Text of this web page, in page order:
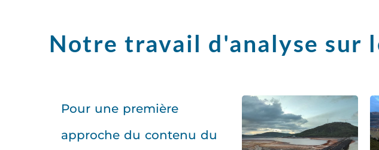
Notre travail d'analyse sur
Pour une première
approche du contenu du